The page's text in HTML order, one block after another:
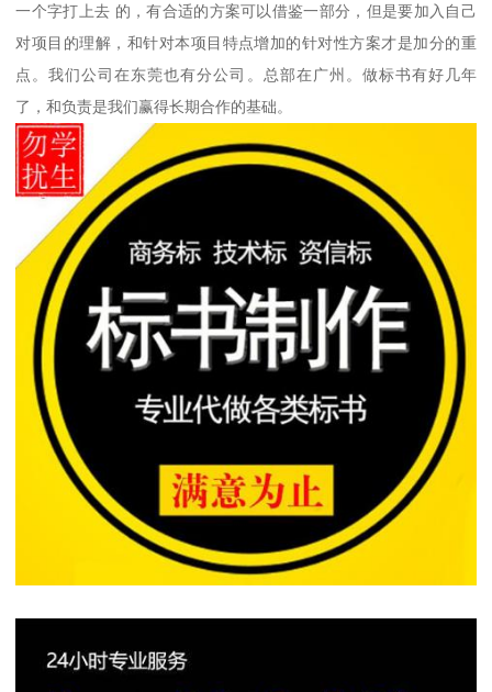
一个字打上去 的，有合适的方案可以借鉴一部分，但是要加入自己
对项目的理解，和针对本项目特点增加的针对性方案才是加分的重
点。我们公司在东莞也有分公司。总部在广州。做标书有好几年
了，和负责是我们赢得长期合作的基础。